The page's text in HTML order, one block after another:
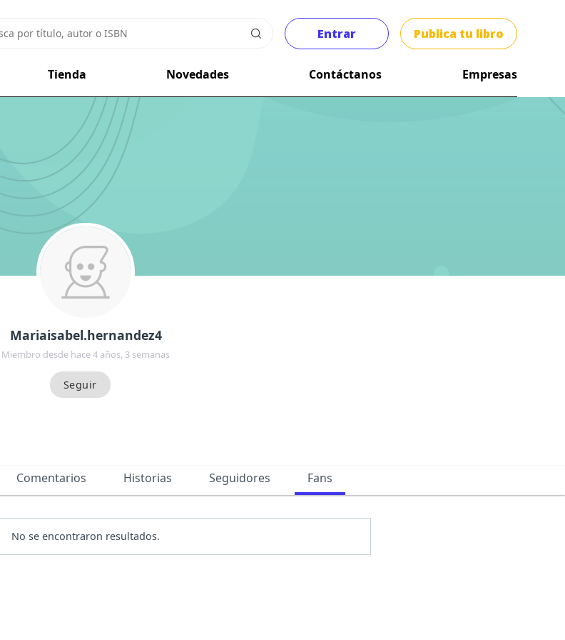
Entrar Publica tu libro
Tienda Novedades Contáctanos Empresas
Mariaisabel.hernandez4
Miembro desde hace 4 años, 3 semanas
Comentarios Historias Seguidores Fans
No se encontraron resultados.